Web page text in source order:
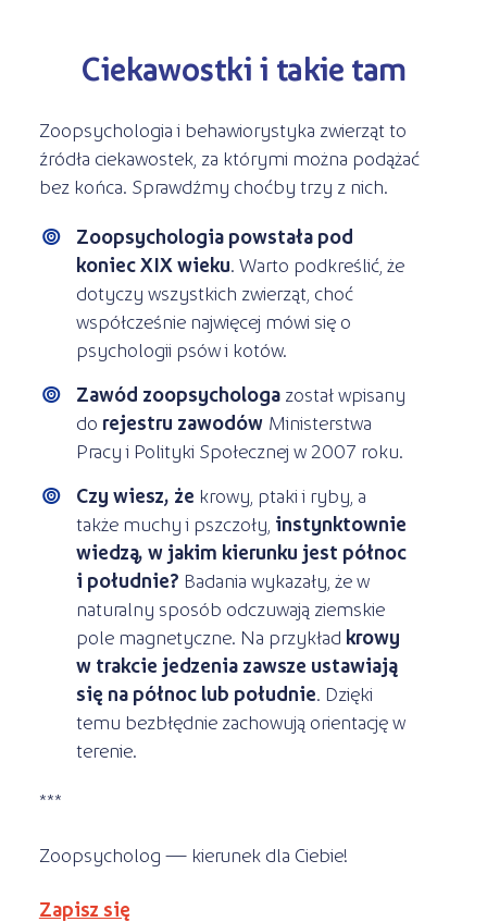
Ciekawostki i takie tam
Zoopsychologia i behawiorystyka zwierząt to
źródła ciekawostek, za którymi można podążać
bez końca. Sprawdźmy choćby trzy z nich.
Zoopsychologia powstała pod
koniec XIX wieku. Warto podkreślić, że
dotyczy wszystkich zwierząt, choć
współcześnie najwięcej mówi się o
psychologii psów i kotów.
Zawód zoopsychologa został wpisany
do rejestru zawodówMinisterstwa
Pracy i Polityki Społecznej w 2007 roku.
Czy wiesz, że krowy, ptaki i ryby, a
także muchy i pszczoły, instynktownie
wiedzą, w jakim kierunku jest północ
i południe? Badania wykazały, że w
naturalny sposób odczuwają ziemskie
pole magnetyczne. Na przykład krowy
w trakcie jedzenia zawsze ustawiają
się na północ lub południe. Dzięki
temu bezbłędnie zachowują orientację w
terenie.
***
Zoopsycholog — kierunek dla Ciebie!
Zapisz się